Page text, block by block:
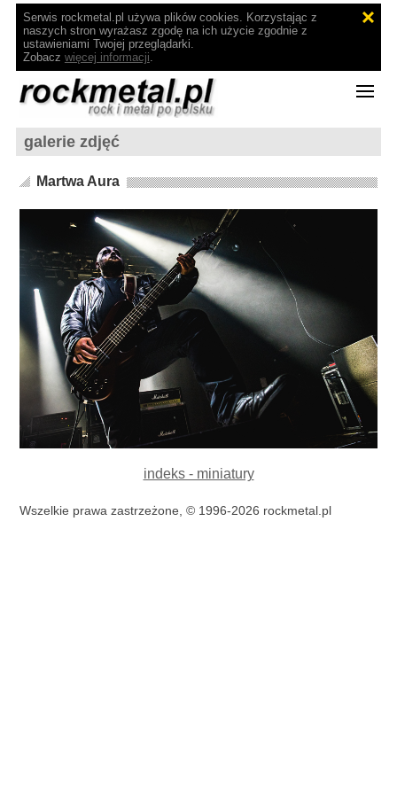
Serwis rockmetal.pl używa plików cookies. Korzystając z
naszych stron wyrażasz zgodę na ich użycie zgodnie z
ustawieniami Twojej przeglądarki.
Zobacz więcej informacji.
galerie zdjęć
Martwa Aura
indeks - miniatury
Wszelkie prawa zastrzeżone, © 1996-2026 rockmetal.pl